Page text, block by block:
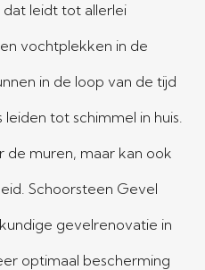
dat leidt tot allerlei
vochtplekken in de
in de loop van de tijd
tot schimmel in huis.
de muren, maar kan ook
Schoorsteen Gevel
gevelrenovatie in
optimaal bescherming